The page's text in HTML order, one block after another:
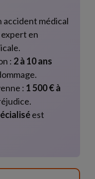
accident médical
en
: 2 à 10 ans
: 1 500 € à
est